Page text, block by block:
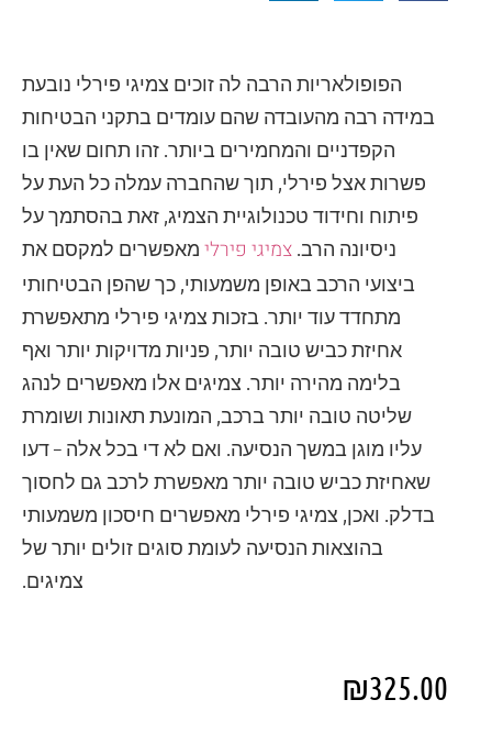
הפופולאריות הרבה לה זוכים צמיגי פירלי נובעת
במידה רבה מהעובדה שהם עומדים בתקני הבטיחות
הקפדניים והמחמירים ביותר. זהו תחום שאין בו
פשרות אצל פירלי, תוך שהחברה עמלה כל העת על
פיתוח וחידוד טכנולוגיית הצמיג, זאת בהסתמך על
ניסיונה הרב. צמיגי פירלימאפשרים למקסם את
ביצועי הרכב באופן משמעותי, כך שהפן הבטיחותי
מתחדד עוד יותר. בזכות צמיגי פירלי מתאפשרת
אחיזת כביש טובה יותר, פניות מדויקות יותר ואף
בלימה מהירה יותר. צמיגים אלו מאפשרים לנהג
שליטה טובה יותר ברכב, המונעת תאונות ושומרת
עליו מוגן במשך הנסיעה. ואם לא די בכל אלה – דעו
שאחיזת כביש טובה יותר מאפשרת לרכב גם לחסוך
בדלק. ואכן, צמיגי פירלי מאפשרים חיסכון משמעותי
בהוצאות הנסיעה לעומת סוגים זולים יותר של
צמיגים.
₪325.00